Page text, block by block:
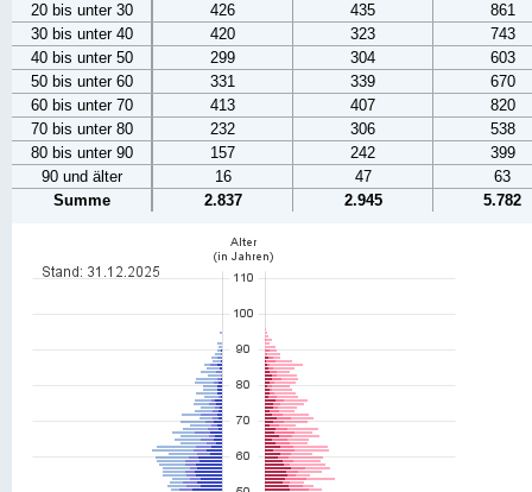
20 bis unter 30
426 435
861
30 bis unter 40
420 323
743
40 bis unter 50
299 304
603
50 bis unter 60
331 339
670
60 bis unter 70
413 407
820
70 bis unter 80
232 306
538
80 bis unter 90
157 242
399
90 und älter
16 47
63
Summe
2.837 2.945 5.782